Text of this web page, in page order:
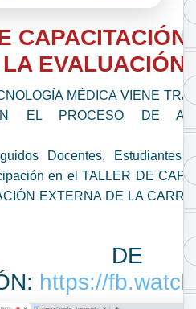
CAPACITACIÓN
EVALUACIÓN
MÉDICA VIENE
EL PROCESO DE
Docentes, Estudiantes
en el TALLER DE
EXTERNA DE LA
https://